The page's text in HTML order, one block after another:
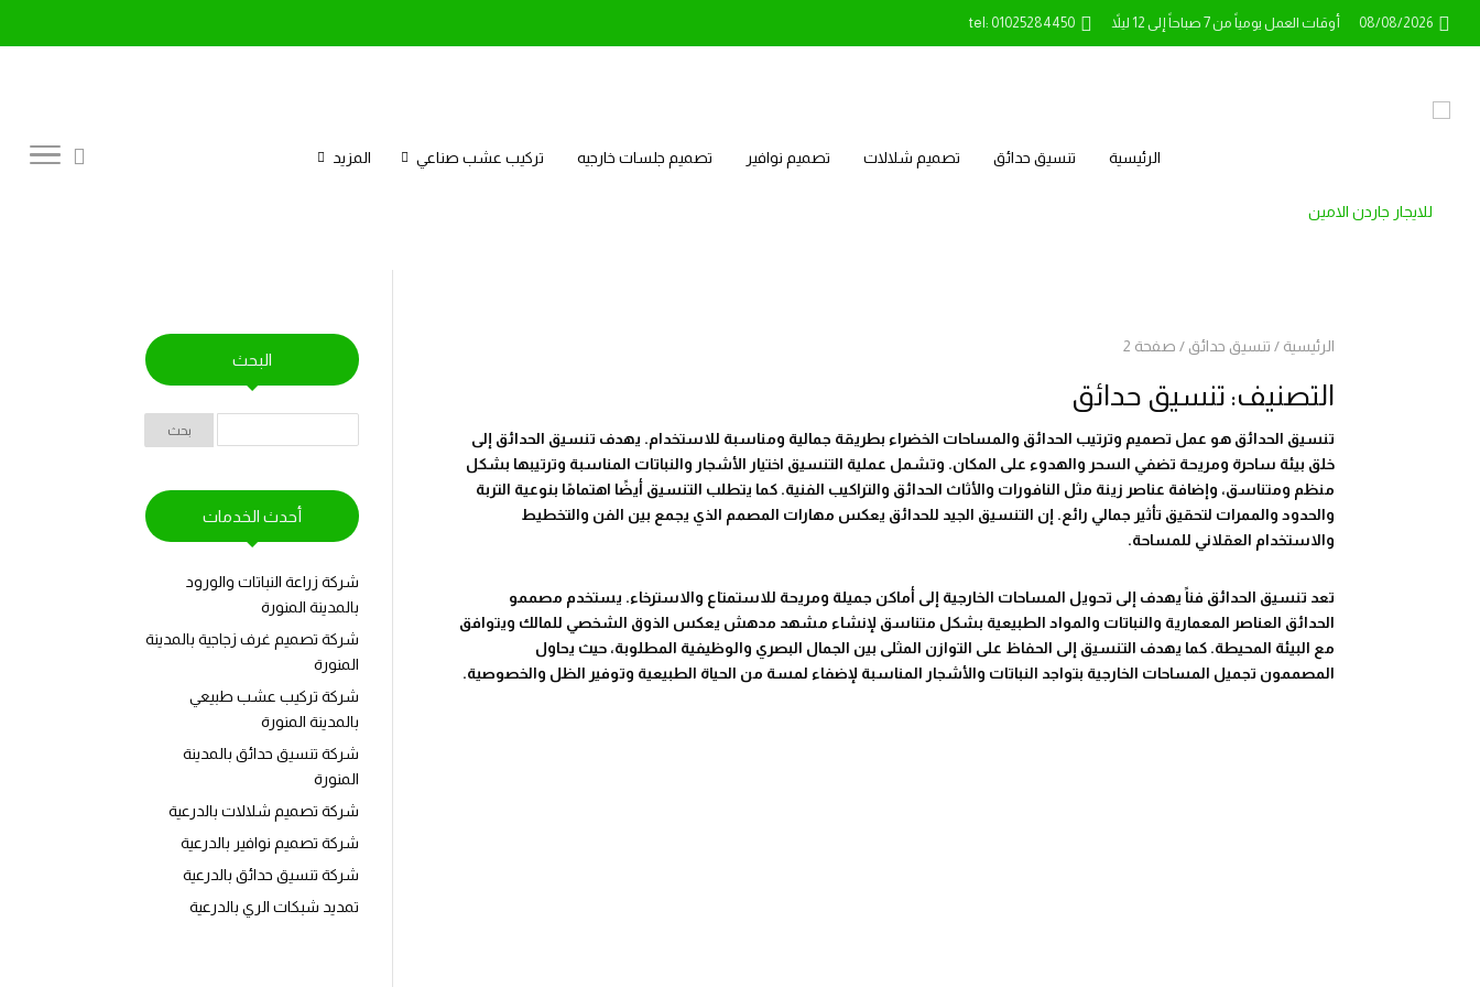
08/08/2026 أوقات العمل يومياً من 7 صباحاً إلى 12 ليلاً tel: 01025284450
الرئيسية تنسيق حدائق تصميم شلالات تصميم نوافير تصميم جلسات خارجيه تركيب عشب صناعي المزيد
الرئيسية / تنسيق حدائق / صفحة 2
التصنيف: تنسيق حدائق
تنسيق الحدائق هو عمل تصميم وترتيب الحدائق والمساحات الخضراء بطريقة جمالية ومناسبة للاستخدام. يهدف تنسيق الحدائق إلى
خلق بيئة ساحرة ومريحة تضفي السحر والهدوء على المكان. وتشمل عملية التنسيق اختيار الأشجار والنباتات المناسبة وترتيبها بشكل
منظم ومتناسق، وإضافة عناصر زينة مثل النافورات والأثاث الحدائق والتراكيب الفنية. كما يتطلب التنسيق أيضًا اهتمامًا بنوعية التربة
والحدود والممرات لتحقيق تأثير جمالي رائع. إن التنسيق الجيد للحدائق يعكس مهارات المصمم الذي يجمع بين الفن والتخطيط
والاستخدام العقلاني للمساحة.
تعد تنسيق الحدائق فناً يهدف إلى تحويل المساحات الخارجية إلى أماكن جميلة ومريحة للاستمتاع والاسترخاء. يستخدم مصممو
الحدائق العناصر المعمارية والنباتات والمواد الطبيعية بشكل متناسق لإنشاء مشهد مدهش يعكس الذوق الشخصي للمالك ويتوافق
مع البيئة المحيطة. كما يهدف التنسيق إلى الحفاظ على التوازن المثلى بين الجمال البصري والوظيفية المطلوبة، حيث يحاول
المصممون تجميل المساحات الخارجية بتواجد النباتات والأشجار المناسبة لإضفاء لمسة من الحياة الطبيعية وتوفير الظل والخصوصية.
البحث
أحدث الخدمات
شركة زراعة النباتات والورود
بالمدينة المنورة
شركة تصميم غرف زجاجية بالمدينة
المنورة
شركة تركيب عشب طبيعي
بالمدينة المنورة
شركة تنسيق حدائق بالمدينة
المنورة
شركة تصميم شلالات بالدرعية
شركة تصميم نوافير بالدرعية
شركة تنسيق حدائق بالدرعية
تمديد شبكات الري بالدرعية